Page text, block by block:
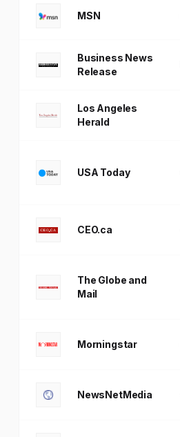
MSN
Business News
Release
Los Angeles
Herald
USA Today
CEO.ca
The Globe and
Mail
Morningstar
NewsNetMedia